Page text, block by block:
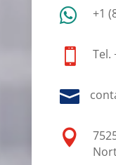
 +1
 Tel.

